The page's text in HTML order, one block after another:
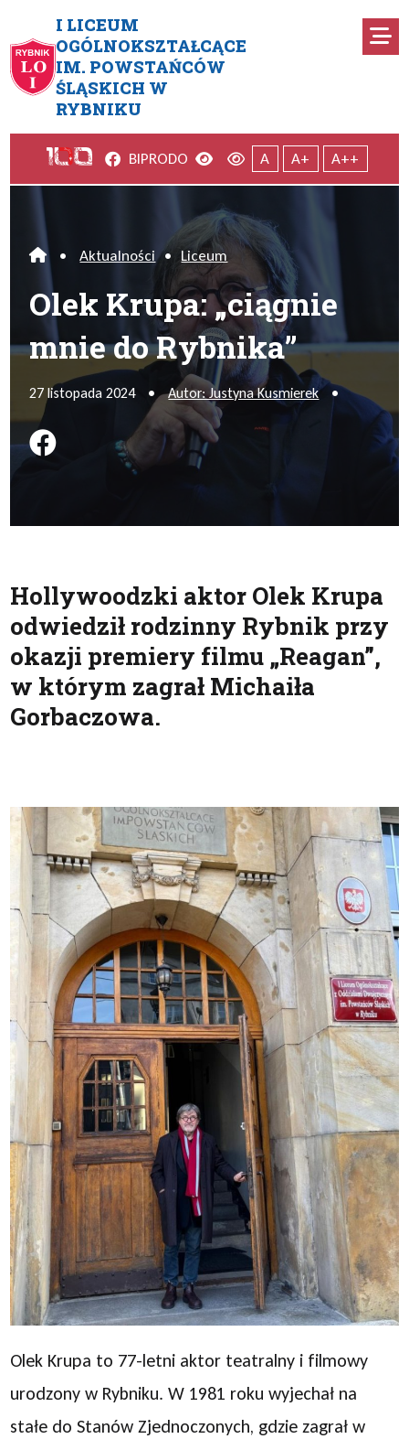
I LICEUM
OGÓLNOKSZTAŁCĄCE
IM. POWSTAŃCÓW
ŚLĄSKICH W
RYBNIKU
Olek Krupa: „ciągnie mnie do
Facebook
BIPRODO Wersja kontrastowa
Wersja domyślna
A A+ A++
Home
• Aktualności • Liceum
Olek Krupa: „ciągnie
mnie do Rybnika”
27 listopada 2024 • Autor: Justyna Kusmierek •
Podziel się na FB
Hollywoodzki aktor Olek Krupa
odwiedził rodzinny Rybnik przy
okazji premiery filmu „Reagan”,
w którym zagrał Michaiła
Gorbaczowa.
Olek Krupa to 77-letni aktor teatralny i filmowy
urodzony w Rybniku. W 1981 roku wyjechał na
stałe do Stanów Zjednoczonych, gdzie zagrał w